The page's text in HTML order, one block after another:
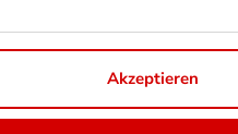
Akzeptieren
ABWÄRME